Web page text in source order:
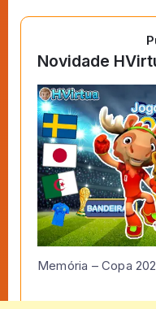
Novidade
Memória – Copa